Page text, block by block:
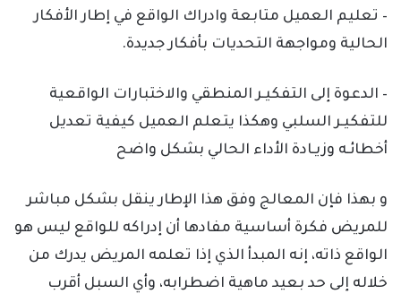
– تعليم العميل متابعة وادراك الواقع في إطار الأفكار
الحالية ومواجهة التحديات بأفكار جديدة.
– الدعوة إلى التفكيـر المنطقي والاختبارات الواقعية
للتفكيـر السلبي وهكذا يتعلم العميل كيفية تعديل
أخطائـه وزيـادة الأداء الحالي بشكل واضح
و بهذا فإن المعالج وفق هذا الإطار ينقل بشكل مباشر
للمريض فكرة أساسية مفادها أن إدراكه للواقع ليس هو
الواقع ذاته، إنه المبدأ الذي إذا تعلمه المريض يدرك من
خلاله إلى حد بعيد ماهية اضطرابه، وأي السبل أقرب